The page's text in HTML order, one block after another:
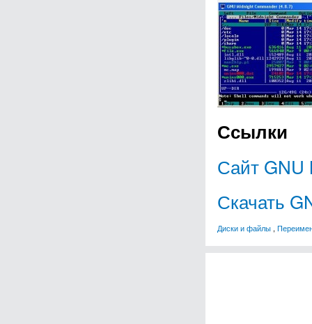
Ссылки
Сайт GNU
Скачать
Диски и файлы ,